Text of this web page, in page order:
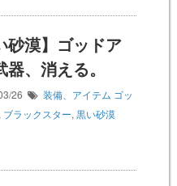
砂漠】ゴッドア
器、消える。
26 装備、アイテム ゴッ
ブラックスター, 黒い砂漠